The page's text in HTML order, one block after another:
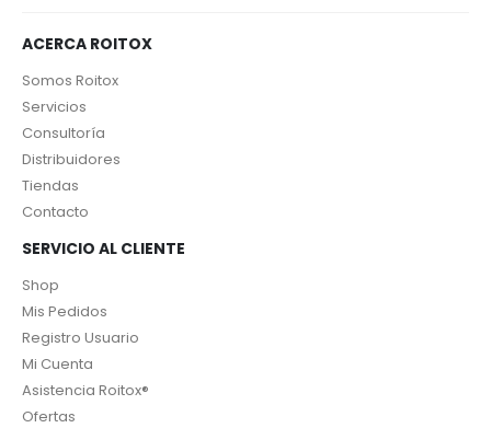
ACERCA ROITOX
Somos Roitox
Servicios
Consultoría
Distribuidores
Tiendas
Contacto
SERVICIO AL CLIENTE
Shop
Mis Pedidos
Registro Usuario
Mi Cuenta
Asistencia Roitox®
Ofertas